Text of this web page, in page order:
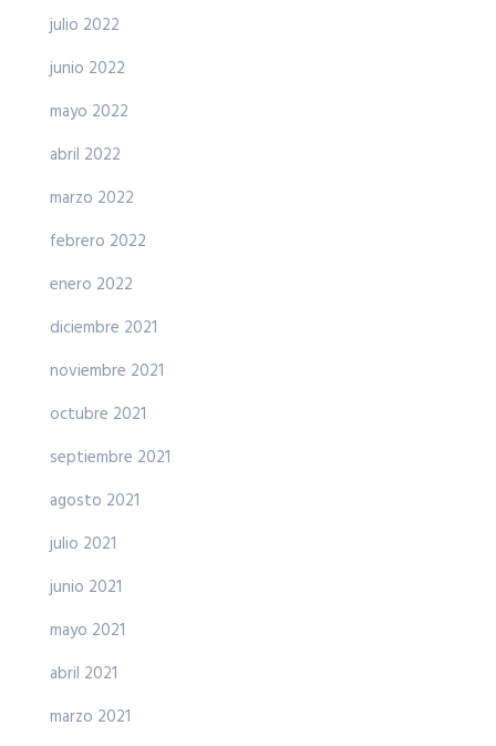
julio 2022
junio 2022
mayo 2022
abril 2022
marzo 2022
febrero 2022
enero 2022
diciembre 2021
noviembre 2021
octubre 2021
septiembre 2021
agosto 2021
julio 2021
junio 2021
mayo 2021
abril 2021
marzo 2021